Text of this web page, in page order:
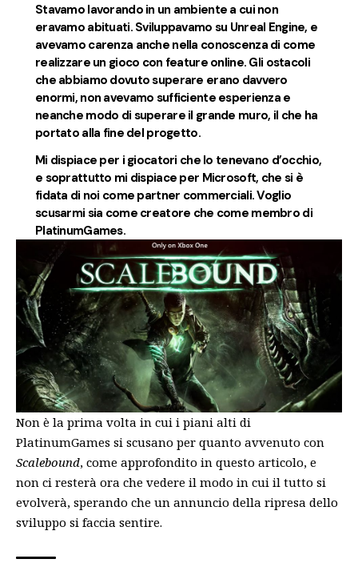
Stavamo lavorando in un ambiente a cui non
eravamo abituati. Sviluppavamo su Unreal Engine, e
avevamo carenza anche nella conoscenza di come
realizzare un gioco con feature online. Gli ostacoli
che abbiamo dovuto superare erano davvero
enormi, non avevamo sufficiente esperienza e
neanche modo di superare il grande muro, il che ha
portato alla fine del progetto.
Mi dispiace per i giocatori che lo tenevano d’occhio,
e soprattutto mi dispiace per Microsoft, che si è
fidata di noi come partner commerciali. Voglio
scusarmi sia come creatore che come membro di
PlatinumGames.
Non è la prima volta in cui i piani alti di
PlatinumGames si scusano per quanto avvenuto con
Scalebound, come approfondito in questo articolo, e
non ci resterà ora che vedere il modo in cui il tutto si
evolverà, sperando che un annuncio della ripresa dello
sviluppo si faccia sentire.